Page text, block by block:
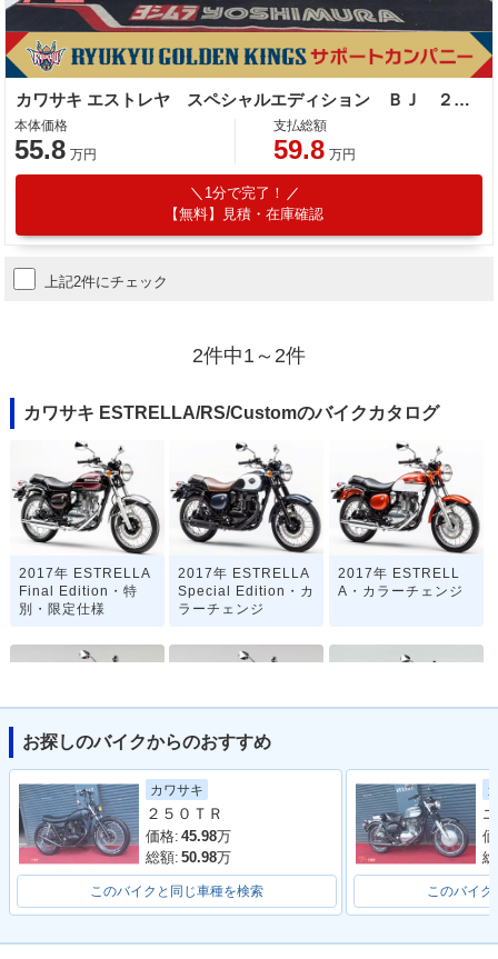
カワサキ エストレヤ スペシャルエディション ＢＪ ２５０Ａ型 ２０１４年モデル
本体価格
55.8 万円
支払総額
59.8 万円
1分で完了！
【無料】見積・在庫確認
上記2件にチェック
2件中1～2件
カワサキ ESTRELLA/RS/Customのバイクカタログ
2017年 ESTRELLA
Final Edition・特
別・限定仕様
2017年 ESTRELLA
Special Edition・カ
ラーチェンジ
2017年 ESTRELL
A・カラーチェンジ
2016年 ESTRELLA
Special Edition・カ
ラーチェンジ
2016年 ESTRELL
A・カラーチェンジ
Special Edition・カ
ラーチェンジ
お探しのバイクからのおすすめ
カワサキ
２５０ＴＲ
価格: 45.98万
総額: 50.98万
このバイクと同じ車種を検索 このバイ